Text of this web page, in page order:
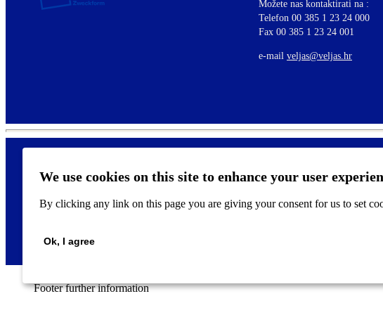
We use cookies on this site to enhance your user
By clicking any link on this page you are giving your consent for us to set
Ok, I agree
Možete nas kontaktirati na :
Telefon 00 385 1 23 24 000
Fax 00 385 1 23 24 001
e-mail veljas@veljas.hr
2026
Footer further information